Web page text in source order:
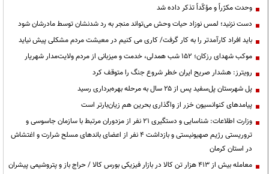
وحدت مکرّراً و مؤکّداً تذکر داده شد
دست نزنید؛ لمس نوزاد حیات وحش می‌تواند منجر به رد شدنشان توسط مادرشان شود
باید افراد کارآمدتر را به کار گرفت/ کاری می کنیم در معیشت مردم مشکلی پیش نیاید
موکب شهدای رزکان؛ ۱۵۲ شب همدلی، خدمت و میزبانی از مردم ولایت‌مدار شهریار
رویترز: هشدار صریح ایران خطر شروع جنگ را متوقف کرد
پل شهرستان پل‌سفید پس از ۲۵ سال به مرحله بهره‌برداری رسید
پیامدهای کنوانسیون خزر از واگذاری بحرین هم زیان‌بارتر است
وزارت اطلاعات: شناسایی و دستگیری ۲۱ نفر از مزدوران مرتبط با سازمان جاسوسی و
تروریستی رژیم صهیونیستی و بازداشت ۴ نفر از اعضای باندهای مسلح شرارت و اغتشاش
در استان کرمان
معامله بیش از ۴۱۳ هزار تن کالا در بازار فیزیکی بورس کالا / حراج باز و پتروشیمی پیشران